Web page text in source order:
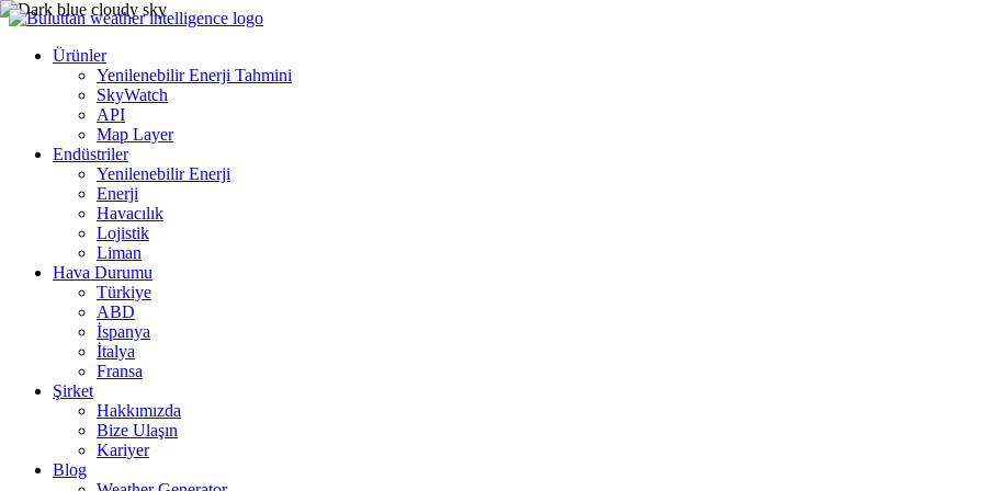
Ürünler
Yenilenebilir Enerji Tahmini
SkyWatch
API
Map Layer
Endüstriler
Yenilenebilir Enerji
Enerji
Havacılık
Lojistik
Liman
Hava Durumu
Türkiye
ABD
İspanya
İtalya
Fransa
Şirket
Hakkımızda
Bize Ulaşın
Kariyer
Blog